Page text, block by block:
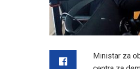
Ministar za